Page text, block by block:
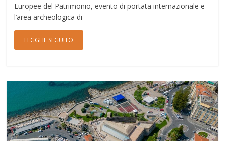
Europee del Patrimonio, evento di portata internazionale e
l’area archeologica di
LEGGI IL SEGUITO